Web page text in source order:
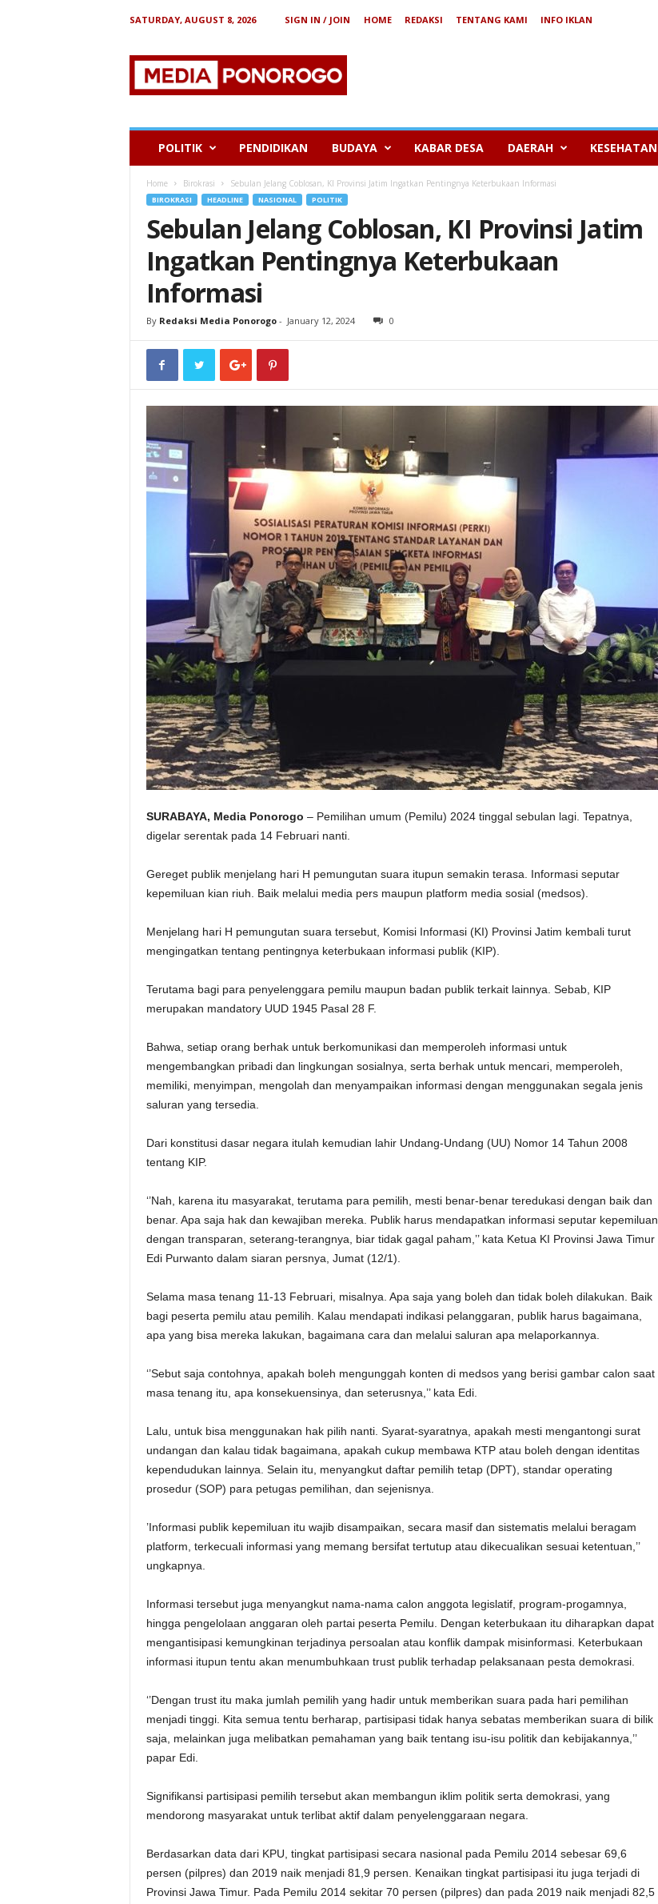
SATURDAY, AUGUST 8, 2026 SIGN IN / JOIN HOME REDAKSI TENTANG KAMI
INFO IKLAN
e
POLITIK PENDIDIKAN BUDAYA KABAR DESA DAERAH KESEHATAN
Home Birokrasi Sebulan Jelang Coblosan, KI Provinsi Jatim Ingatkan Pentingnya Keterbukaan Informasi
BIROKRASI HEADLINE NASIONAL POLITIK
Sebulan Jelang Coblosan, KI Provinsi Jatim
Ingatkan Pentingnya Keterbukaan
Informasi
By Redaksi Media Ponorogo- January 12, 2024 0
SURABAYA, Media Ponorogo – Pemilihan umum (Pemilu) 2024 tinggal sebulan lagi. Tepatnya,
digelar serentak pada 14 Februari nanti.
Gereget publik menjelang hari H pemungutan suara itupun semakin terasa. Informasi seputar
kepemiluan kian riuh. Baik melalui media pers maupun platform media sosial (medsos).
Menjelang hari H pemungutan suara tersebut, Komisi Informasi (KI) Provinsi Jatim kembali turut
mengingatkan tentang pentingnya keterbukaan informasi publik (KIP).
Terutama bagi para penyelenggara pemilu maupun badan publik terkait lainnya. Sebab, KIP
merupakan mandatory UUD 1945 Pasal 28 F.
Bahwa, setiap orang berhak untuk berkomunikasi dan memperoleh informasi untuk
mengembangkan pribadi dan lingkungan sosialnya, serta berhak untuk mencari, memperoleh,
memiliki, menyimpan, mengolah dan menyampaikan informasi dengan menggunakan segala jenis
saluran yang tersedia.
Dari konstitusi dasar negara itulah kemudian lahir Undang-Undang (UU) Nomor 14 Tahun 2008
tentang KIP.
‘’Nah, karena itu masyarakat, terutama para pemilih, mesti benar-benar teredukasi dengan baik dan
benar. Apa saja hak dan kewajiban mereka. Publik harus mendapatkan informasi seputar kepemiluan
dengan transparan, seterang-terangnya, biar tidak gagal paham,’’ kata Ketua KI Provinsi Jawa Timur
Edi Purwanto dalam siaran persnya, Jumat (12/1).
Selama masa tenang 11-13 Februari, misalnya. Apa saja yang boleh dan tidak boleh dilakukan. Baik
bagi peserta pemilu atau pemilih. Kalau mendapati indikasi pelanggaran, publik harus bagaimana,
apa yang bisa mereka lakukan, bagaimana cara dan melalui saluran apa melaporkannya.
‘’Sebut saja contohnya, apakah boleh mengunggah konten di medsos yang berisi gambar calon saat
masa tenang itu, apa konsekuensinya, dan seterusnya,’’ kata Edi.
Lalu, untuk bisa menggunakan hak pilih nanti. Syarat-syaratnya, apakah mesti mengantongi surat
undangan dan kalau tidak bagaimana, apakah cukup membawa KTP atau boleh dengan identitas
kependudukan lainnya. Selain itu, menyangkut daftar pemilih tetap (DPT), standar operating
prosedur (SOP) para petugas pemilihan, dan sejenisnya.
’Informasi publik kepemiluan itu wajib disampaikan, secara masif dan sistematis melalui beragam
platform, terkecuali informasi yang memang bersifat tertutup atau dikecualikan sesuai ketentuan,’’
ungkapnya.
Informasi tersebut juga menyangkut nama-nama calon anggota legislatif, program-progamnya,
hingga pengelolaan anggaran oleh partai peserta Pemilu. Dengan keterbukaan itu diharapkan dapat
mengantisipasi kemungkinan terjadinya persoalan atau konflik dampak misinformasi. Keterbukaan
informasi itupun tentu akan menumbuhkaan trust publik terhadap pelaksanaan pesta demokrasi.
‘’Dengan trust itu maka jumlah pemilih yang hadir untuk memberikan suara pada hari pemilihan
menjadi tinggi. Kita semua tentu berharap, partisipasi tidak hanya sebatas memberikan suara di bilik
saja, melainkan juga melibatkan pemahaman yang baik tentang isu-isu politik dan kebijakannya,’’
papar Edi.
Signifikansi partisipasi pemilih tersebut akan membangun iklim politik serta demokrasi, yang
mendorong masyarakat untuk terlibat aktif dalam penyelenggaraan negara.
Berdasarkan data dari KPU, tingkat partisipasi secara nasional pada Pemilu 2014 sebesar 69,6
persen (pilpres) dan 2019 naik menjadi 81,9 persen. Kenaikan tingkat partisipasi itu juga terjadi di
Provinsi Jawa Timur. Pada Pemilu 2014 sekitar 70 persen (pilpres) dan pada 2019 naik menjadi 82,5